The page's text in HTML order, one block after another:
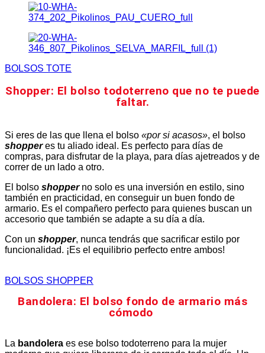
BOLSOS TOTE
Shopper: El bolso todoterreno que no te puede
faltar.
Si eres de las que llena el bolso «por si acasos», el bolso
shopper es tu aliado ideal. Es perfecto para días de
compras, para disfrutar de la playa, para días ajetreados y de
correr de un lado a otro.
El bolso shopper no solo es una inversión en estilo, sino
también en practicidad, en conseguir un buen fondo de
armario. Es el compañero perfecto para quienes buscan un
accesorio que también se adapte a su día a día.
Con un shopper, nunca tendrás que sacrificar estilo por
funcionalidad. ¡Es el equilibrio perfecto entre ambos!
BOLSOS SHOPPER
Bandolera: El bolso fondo de armario más
cómodo
La bandolera es ese bolso todoterreno para la mujer